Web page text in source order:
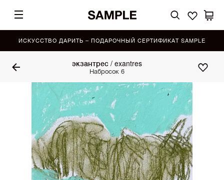
ИСКУССТВО ДАРИТЬ – ПОДАРОЧНЫЙ СЕРТИФИКАТ SAMPLE
экзантрес / exantres
Набросок 6